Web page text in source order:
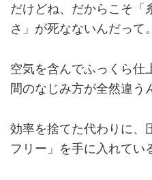
だけどね、だからこそ「
さ」が死なないんだって。
空気を含んでふっくら仕
間のなじみ方が全然違う
効率を捨てた代わりに、
フリー」を手に入れてい